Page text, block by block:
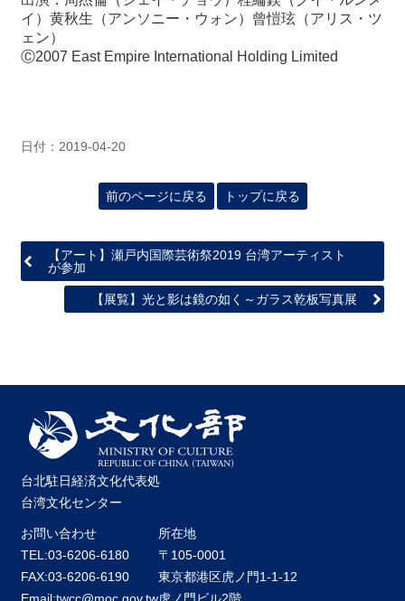
イ）黄秋生（アンソニー・ウォン）曾愷玹（アリス・ツ
ェン）
Ⓒ2007 East Empire International Holding Limited
日付：2019-04-20
前のページに戻る トップに戻る
【アート】瀬戸内国際芸術祭2019 台湾アーティスト
が参加
【展覧】光と影は鏡の如く～ガラス乾板写真展
台北駐日経済文化代表処
台湾文化センター
お問い合わせ
TEL:03-6206-6180
FAX:03-6206-6190
Email:twcc@moc.gov.tw
所在地
〒105-0001
東京都港区虎ノ門1-1-12
虎ノ門ビル2階